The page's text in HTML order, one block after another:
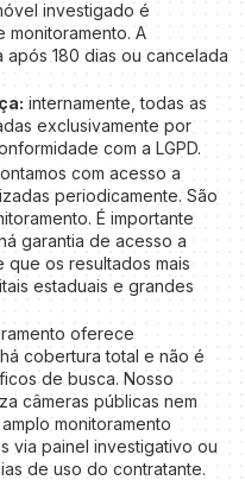
investigado é
monitoramento. A
180 dias ou cancelada
internamente, todas as
exclusivamente por
com a LGPD.
com acesso a
periodicamente. São
É importante
garantia de acesso a
os resultados mais
estaduais e grandes
oferece
cobertura total e não é
de busca. Nosso
câmeras públicas nem
monitoramento
via painel investigativo ou
de uso do contratante.